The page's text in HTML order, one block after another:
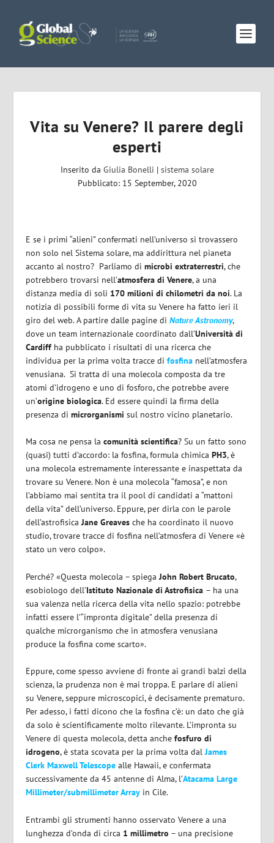
Vita su Venere? Il parere degli
esperti
Inserito da Giulia Bonelli | sistema solare
Pubblicato: 15 September, 2020
E se i primi “alieni” confermati nell’universo si trovassero
non solo nel Sistema solare, ma addirittura nel pianeta
accanto al nostro? Parliamo dimicrobi extraterrestri, che
potrebbero trovarsi nell’atmosfera di Venere, a una
distanza media di soli 170 milioni di chilometri da noi. La
notizia di possibili forme di vita su Venere ha fatto ieri il
giro del web. A partire dalle pagine diNature Astronomy,
dove un team internazionale coordinato dall’Università di
Cardiff ha pubblicato i risultati di una ricerca che
individua per la prima volta tracce difosfina nell’atmosfera
venusiana. Si tratta di una molecola composta da tre
atomi d’idrogeno e uno di fosforo, che potrebbe avere
un’origine biologica. Ed essere quindi la firma della
presenza dimicrorganismi sul nostro vicino planetario.
Ma cosa ne pensa lacomunità scientifica? Su un fatto sono
(quasi) tutti d’accordo: la fosfina, formula chimicaPH3, è
una molecola estremamente interessante e inaspettata da
trovare su Venere. Non è una molecola “famosa”, e non
l’abbiamo mai sentita tra il pool di candidati a “mattoni
della vita” dell’universo. Eppure, per dirla con le parole
dell’astrofisicaJane Greaves che ha coordinato il nuovo
studio, trovare tracce di fosfina nell’atmosfera di Venere «è
stato un vero colpo».
Perché? «Questa molecola – spiegaJohn Robert Brucato,
esobiologo dell’Istituto Nazionale di Astrofisica – ha una
sua valenza nella ricerca della vita nello spazio: potrebbe
infatti essere l’“impronta digitale” della presenza di
qualche microrganismo che in atmosfera venusiana
produce la fosfina come scarto».
Eppure, come spesso avviene di fronte ai grandi balzi della
scienza, la prudenza non è mai troppa. E parlare di alieni
su Venere, seppure microscopici, è decisamente prematuro.
Per adesso, i fatti dicono che la fosfina c’è: un dato che già
da solo è scientificamente molto rilevante. L’impronta su
Venere di questa molecola, detta anchefosfuro di
idrogeno, è stata scovata per la prima volta dalJames
Clerk Maxwell Telescope alle Hawaii, e confermata
successivamente da 45 antenne di Alma, l’Atacama Large
Millimeter/submillimeter Array in Cile.
Entrambi gli strumenti hanno osservato Venere a una
lunghezza d’onda di circa 1 millimetro – una precisione